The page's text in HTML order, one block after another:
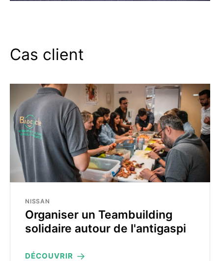
Cas client
NISSAN
Organiser un Teambuilding
solidaire autour de l'antigaspi
DÉCOUVRIR